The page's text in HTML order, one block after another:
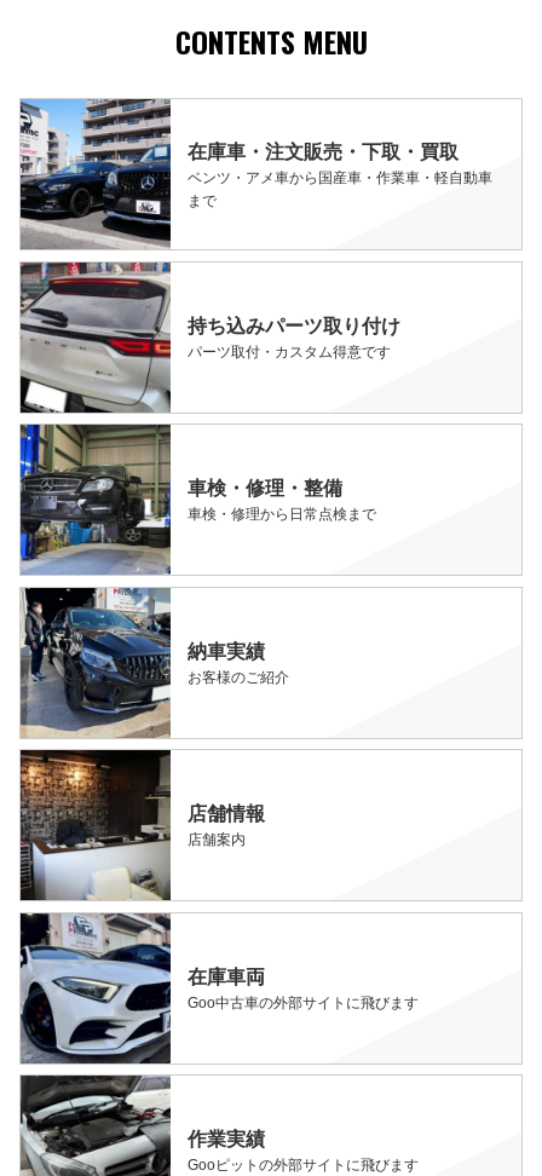
CONTENTS MENU
在庫車・注文販売・下取・買取
ベンツ・アメ車から国産車・作業車・軽自動車
まで
持ち込みパーツ取り付け
パーツ取付・カスタム得意です
車検・修理・整備
車検・修理から日常点検まで
納車実績
お客様のご紹介
店舗情報
店舗案内
在庫車両
Goo中古車の外部サイトに飛びます
作業実績
Gooピットの外部サイトに飛びます